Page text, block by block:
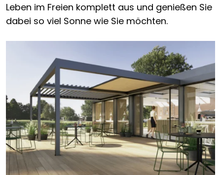
Leben im Freien komplett aus und genießen Sie
dabei so viel Sonne wie Sie möchten.